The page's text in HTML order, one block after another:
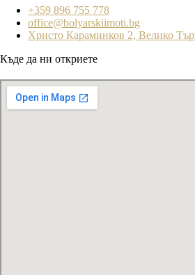
+359 896 755 778
office@bolyarskiimoti.bg
Христо Караминков 2, Велико
Къде да ни откриете